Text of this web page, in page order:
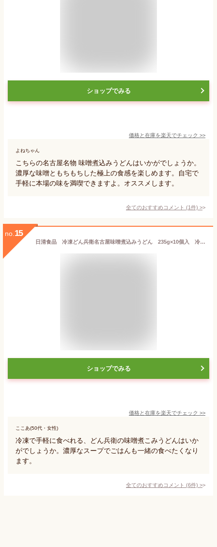
ショップでみる
価格と在庫を楽天でチェック >>
よねちゃん
こちらの名古屋名物 味噌煮込みうどんはいかがでしょうか。
濃厚な味噌ともちもちした極上の食感を楽しめます。自宅で
手軽に本場の味を満喫できますよ。オススメします。
全てのおすすめコメント (1件) >
no. 15
日清食品 冷凍どん兵衛名古屋味噌煮込みうどん 235g×10個入 冷凍食品
ショップでみる
価格と在庫を楽天でチェック >>
ここあ(50代・女性)
冷凍で手軽に食べれる、どん兵衛の味噌煮こみうどんはいか
がでしょうか。濃厚なスープでごはんも一緒の食べたくなり
ます。
全てのおすすめコメント (6件) >